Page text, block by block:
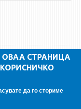
СТРАНИЦА
да го сториме